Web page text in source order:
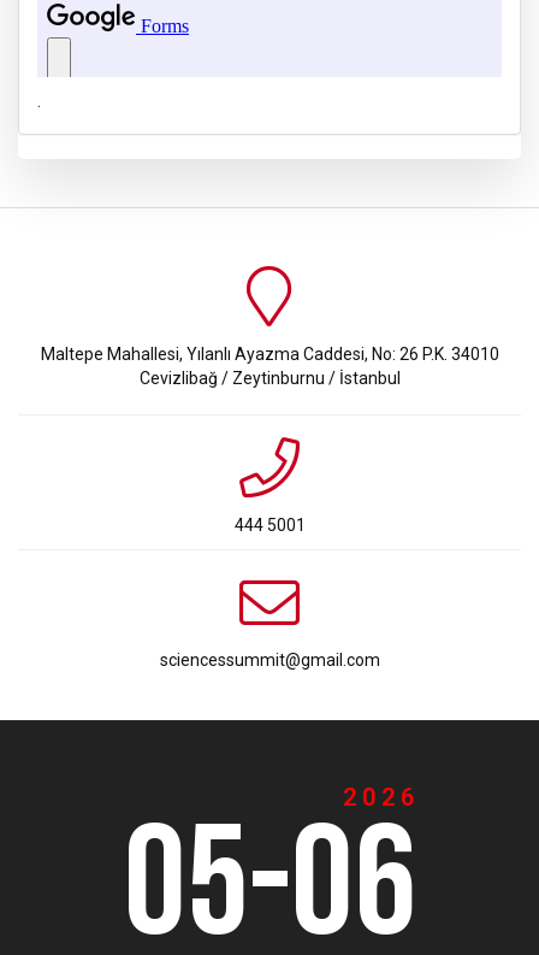
.
Maltepe Mahallesi, Yılanlı Ayazma Caddesi, No: 26 P.K. 34010
Cevizlibağ / Zeytinburnu / İstanbul
444 5001
sciencessummit@gmail.com
2026
05-06